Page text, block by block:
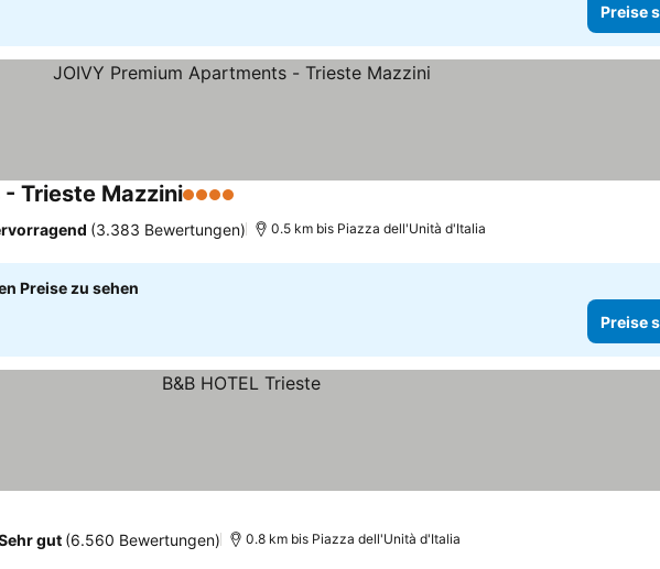
Preise
Trieste Mazzini4 Sterne
(3.383 Bewertungen) 0.5 km bis Piazza dell'Unità d'Italia
Preise zu sehen
Preise
gut (6.560 Bewertungen) 0.8 km bis Piazza dell'Unità d'Italia